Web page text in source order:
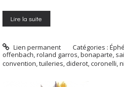
Lire la suite
Lien permanent Catégories :
offenbach,roland garros,bonaparte,
convention,tuileries, diderot,coronelli,